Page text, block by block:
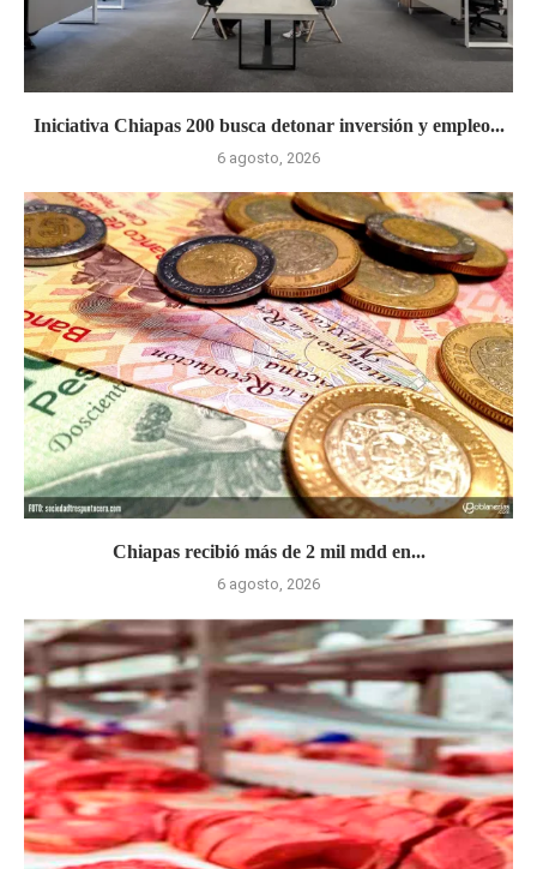
Iniciativa Chiapas 200 busca detonar inversión y empleo...
6 agosto, 2026
Chiapas recibió más de 2 mil mdd en...
6 agosto, 2026